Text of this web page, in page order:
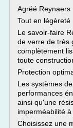
Agréé Reynaers
Tout en légèreté
Le savoir-faire
de verre de très
complètement
toute
Protection
Les systèmes
performances
ainsi qu'une
imperméabilité à
Choisissez une